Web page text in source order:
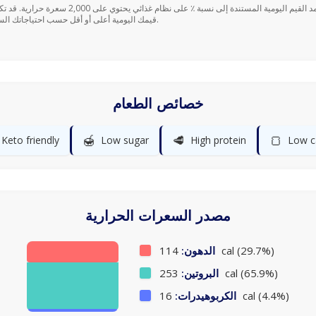
قيمك اليومية أعلى أو أقل حسب احتياجاتك السعرية.
خصائص الطعام
Keto friendly 🍯 Low sugar 🥩 High protein 🍞 Low
مصدر السعرات الحرارية
الدهون: 114 cal (29.7%)
البروتين: 253 cal (65.9%)
الكربوهيدرات: 16 cal (4.4%)